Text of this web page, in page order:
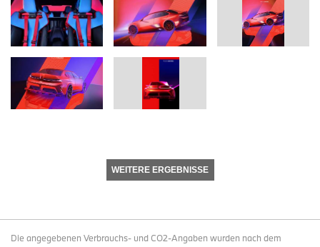
WEITERE ERGEBNISSE
Die angegebenen Verbrauchs- und CO2-Angaben wurden nach dem